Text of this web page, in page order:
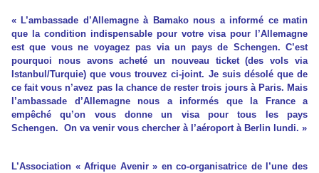
« L’ambassade d’Allemagne à Bamako nous a informé ce matin
que la condition indispensable pour votre visa pour l’Allemagne
est que vous ne voyagez pas via un pays de Schengen. C’est
pourquoi nous avons acheté un nouveau ticket (des vols via
Istanbul/Turquie) que vous trouvez ci-joint. Je suis désolé que de
ce fait vous n’avez pas la chance de rester trois jours à Paris. Mais
l’ambassade d’Allemagne nous a informés que la France a
empêché qu’on vous donne un visa pour tous les pays
Schengen. On va venir vous chercher à l’aéroport à Berlin lundi. »
L’Association « Afrique Avenir » en co-organisatrice de l’une des